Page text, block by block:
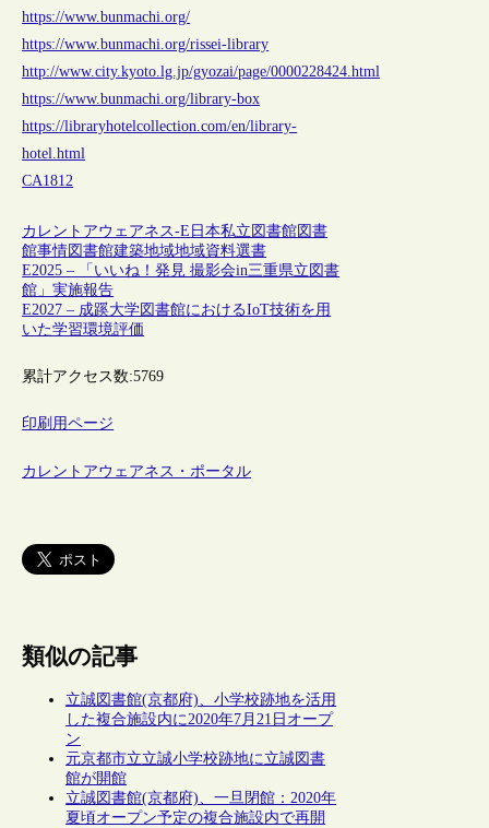
https://www.bunmachi.org/
https://www.bunmachi.org/rissei-library
http://www.city.kyoto.lg.jp/gyozai/page/0000228424.html
https://www.bunmachi.org/library-box
https://libraryhotelcollection.com/en/library-
hotel.html
CA1812
カレントアウェアネス-E 日本私立図書館図書
館事情図書館建築地域地域資料選書
E2025 – 「いいね！発見 撮影会in三重県立図書
館」実施報告
E2027 – 成蹊大学図書館におけるIoT技術を用
いた学習環境評価
累計アクセス数:5769
印刷用ページ
カレントアウェアネス・ポータル
類似の記事
立誠図書館(京都府)、小学校跡地を活用
した複合施設内に2020年7月21日オープ
ン
元京都市立立誠小学校跡地に立誠図書
館が開館
立誠図書館(京都府)、一旦閉館：2020年
夏頃オープン予定の複合施設内で再開